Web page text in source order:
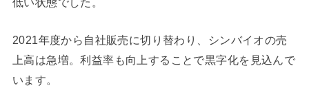
2021年度から自社販売に切り替わり、シンバイオの売
上高は急増。利益率も向上することで黒字化を見込んで
います。